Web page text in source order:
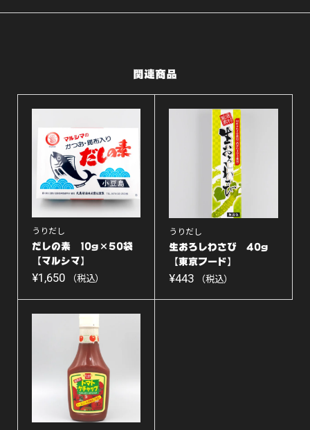
関連商品
うりだし
だしの素 10g×50袋
【マルシマ】
¥1,650 （税込）
うりだし
生おろしわさび 40g
【東京フード】
¥443 （税込）